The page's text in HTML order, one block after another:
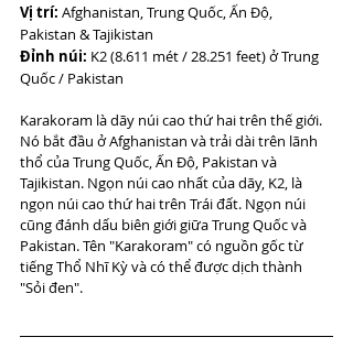
Vị trí: Afghanistan, Trung Quốc, Ấn Độ,
Pakistan & Tajikistan
Đỉnh núi: K2 (8.611 mét / 28.251 feet) ở Trung
Quốc / Pakistan
Karakoram là dãy núi cao thứ hai trên thế giới.
Nó bắt đầu ở Afghanistan và trải dài trên lãnh
thổ của Trung Quốc, Ấn Độ, Pakistan và
Tajikistan. Ngọn núi cao nhất của dãy, K2, là
ngọn núi cao thứ hai trên Trái đất. Ngọn núi
cũng đánh dấu biên giới giữa Trung Quốc và
Pakistan. Tên "Karakoram" có nguồn gốc từ
tiếng Thổ Nhĩ Kỳ và có thể được dịch thành
"Sỏi đen".